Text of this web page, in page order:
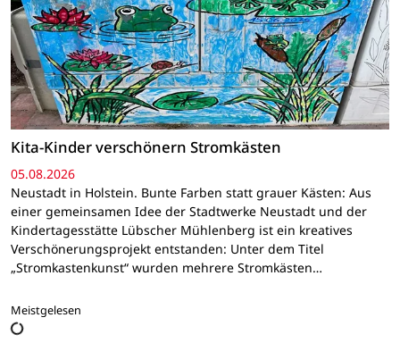
Kita-Kinder verschönern Stromkästen
05.08.2026
Neustadt in Holstein. Bunte Farben statt grauer Kästen: Aus
einer gemeinsamen Idee der Stadtwerke Neustadt und der
Kindertagesstätte Lübscher Mühlenberg ist ein kreatives
Verschönerungsprojekt entstanden: Unter dem Titel
„Stromkastenkunst“ wurden mehrere Stromkästen…
Meistgelesen